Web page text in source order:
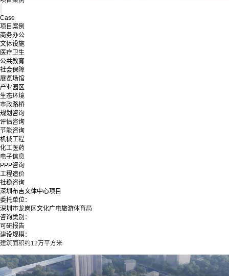
Case
项目案例
商务办公
文体设施
医疗卫生
公共教育
社会保障
展览场馆
产业园区
生态环境
市政路桥
规划咨询
评估咨询
节能咨询
机械工程
化工医药
电子信息
PPP咨询
工程造价
社稳咨询
深圳布吉文体中心项目
委托单位：
深圳市龙岗区文化广电旅游体育局
咨询类别：
可研报告
建设规模：
建筑面积约12万平方米